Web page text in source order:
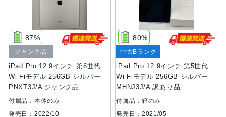
iPad Pro 12.9インチ 第6世代
Wi-Fiモデル 256GB シルバー
PNXT3J/A ジャンク品
87%
ジャンク品
付属品：本体のみ
発売日：2022/10
iPad Pro 12.9インチ 第5世代
Wi-Fiモデル 256GB シルバー
MHNJ3J/A 訳あり品
80%
中古Bランク
付属品：箱のみ
発売日：2021/05